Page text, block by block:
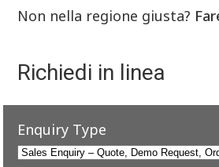
Non nella regione giusta?
Richiedi in linea
Enquiry Type